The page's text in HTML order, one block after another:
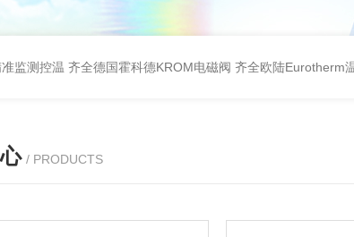
监测控温 齐全德国霍科德KROM电磁阀 齐全欧陆Eurotherm
/ PRODUCTS